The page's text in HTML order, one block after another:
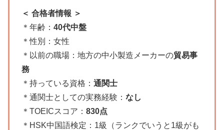
＜ 合格者情報 ＞
＊年齢： 40代中盤
＊性別：女性
＊以前の職場：地方の中小製造メーカーの貿易事
務
＊持っている資格： 通関士
＊通関士としての実務経験： なし
＊TOEICスコア： 830点
＊HSK中国語検定：1級（ランクでいうと1級がも